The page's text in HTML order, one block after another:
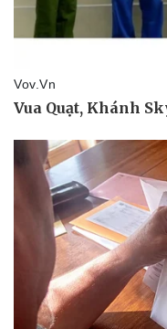
Du lịch
Tư vấn
Săn Tour
check-in